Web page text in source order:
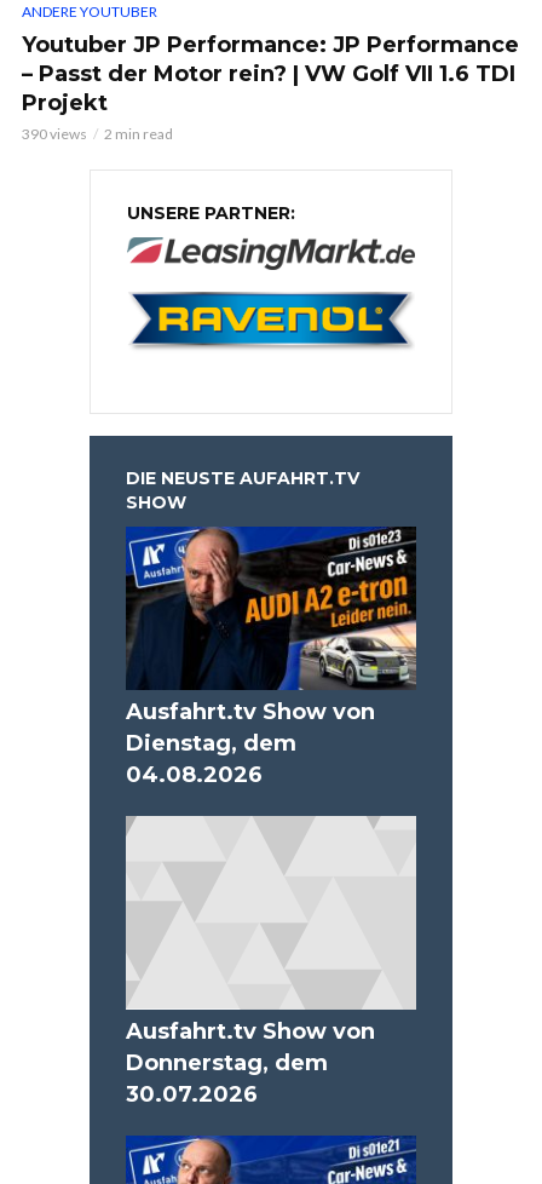
ANDERE YOUTUBER
Youtuber JP Performance: JP Performance
– Passt der Motor rein? | VW Golf VII 1.6 TDI
Projekt
390 views 2 min read
UNSERE PARTNER:
DIE NEUSTE AUFAHRT.TV
SHOW
Ausfahrt.tv Show von
Dienstag, dem
04.08.2026
Ausfahrt.tv Show von
Donnerstag, dem
30.07.2026